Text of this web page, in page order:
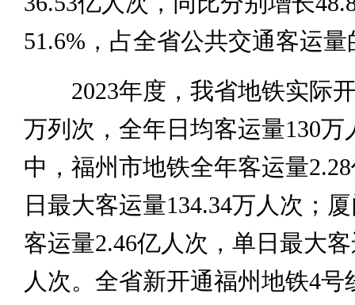
51.6%，占全省公共交通客运量
2023年度，我省地铁实际开
万列次，全年日均客运量130万
中，福州市地铁全年客运量
日最大客运量134.34万人次；
客运量2.46亿人次，单日最大
人次。全省新开通福州地铁4号